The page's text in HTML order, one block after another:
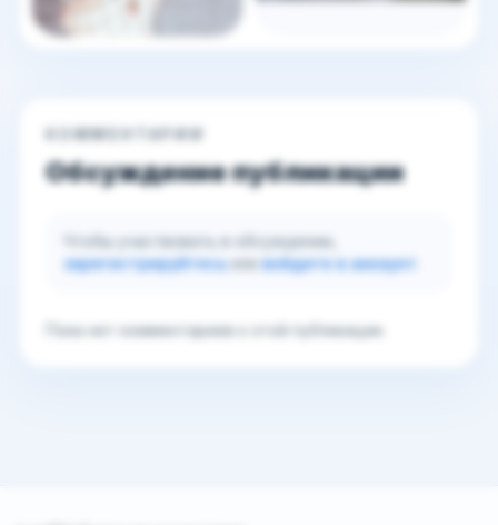
КОММЕНТАРИИ
Обсуждение публикации
Чтобы участвовать в обсуждении,
зарегистрируйтесьиливойдите в аккаунт
Пока нет комментариев к этой публикации.